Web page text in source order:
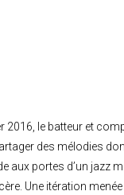
2016, le batteur et
des mélodies
aux portes d’un jazz
Une itération